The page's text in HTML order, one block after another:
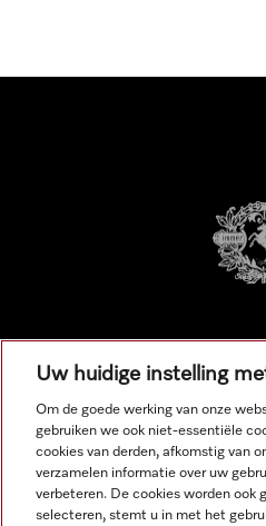
Uw huidige instelling
Om de goede werking van onze
gebruiken we ook niet-essentiële
cookies van derden, afkomstig van
verzamelen informatie over uw
verbeteren. De cookies worden
selecteren, stemt u in met het